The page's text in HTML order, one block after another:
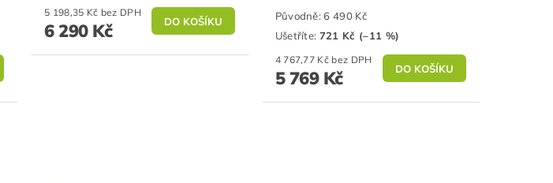
5 198,35 Kč bez DPH
6 290 Kč
Původně:6 490 Kč
Ušetříte: 721 Kč (–11 %)
4 767,77 Kč bez DPH
5 769 Kč